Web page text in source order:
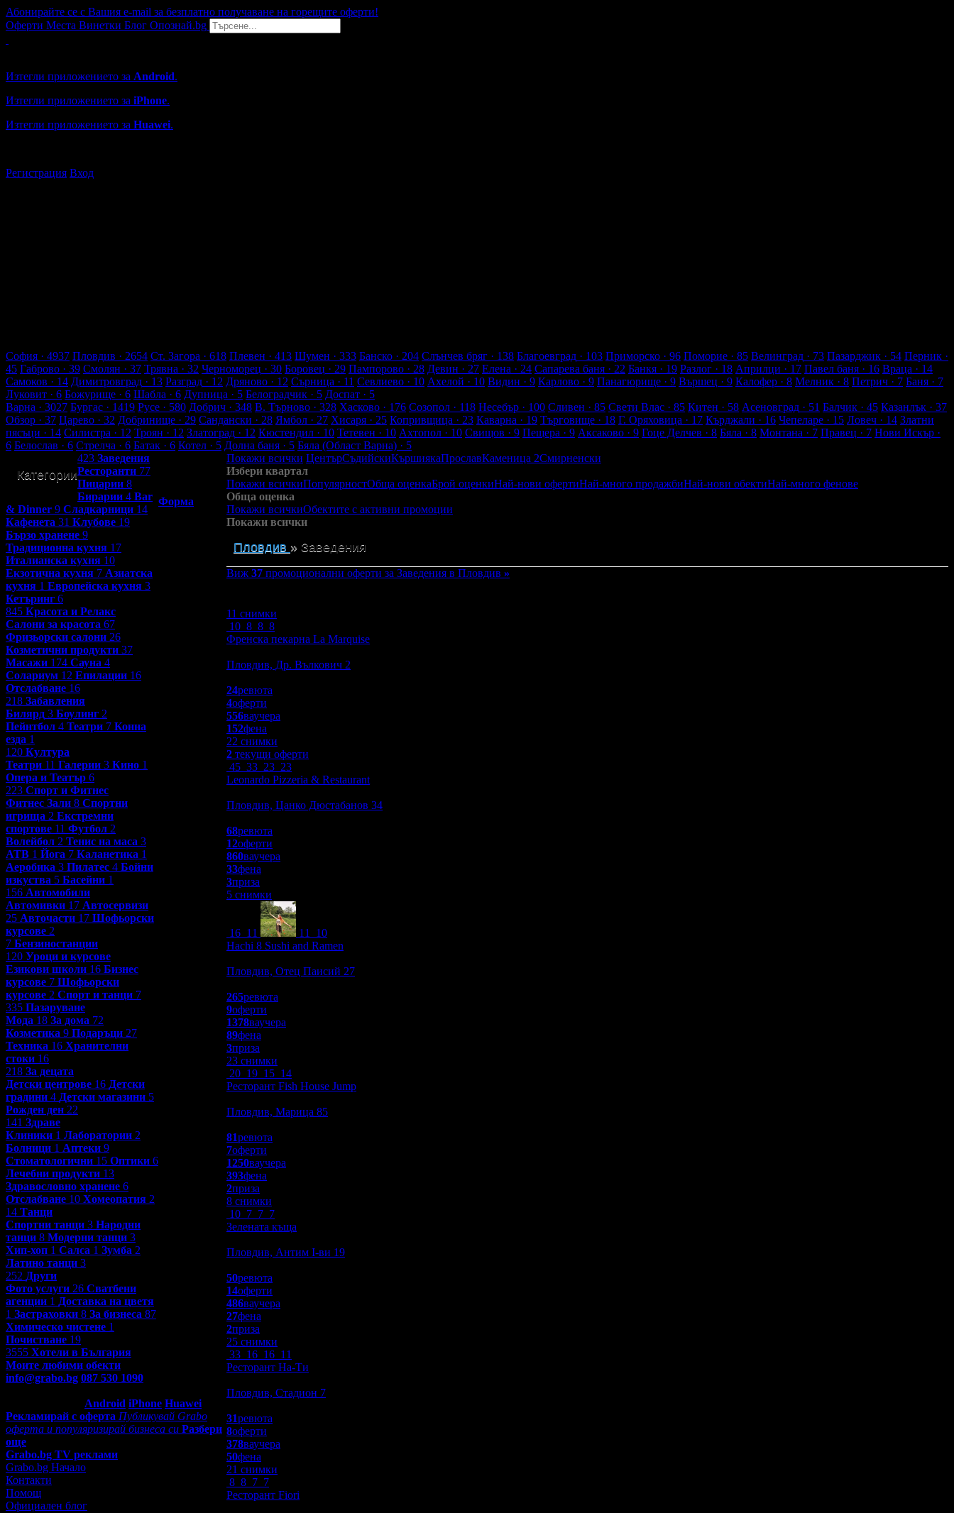
Абонирайте се с Вашия e-mail за безплатно получаване на горещите оферти!
Оферти Места Винетки Блог Опознай.bg
Изтегли приложението за Android.
Изтегли приложението за iPhone.
Изтегли приложението за Huawei.
Регистрация Вход
София · 4937 Пловдив · 2654 Ст. Загора · 618 Плевен · 413 Шумен · 333 Банско · 204 Слънчев бряг · 138 Благоевград · 103 Приморско · 96 Поморие · 85 Велинград · 73 Пазарджик · 54 Перник ·
45 Габрово · 39 Смолян · 37 Трявна · 32 Черноморец · 30 Боровец · 29 Пампорово · 28 Девин · 27 Елена · 24 Сапарева баня · 22 Банкя · 19 Разлог · 18 Априлци · 17 Павел баня · 16 Враца · 14
Самоков · 14 Димитровград · 13 Разград · 12 Дряново · 12 Сърница · 11 Севлиево · 10 Ахелой · 10 Видин · 9 Карлово · 9 Панагюрище · 9 Вършец · 9 Калофер · 8 Мелник · 8 Петрич · 7 Баня · 7
Луковит · 6 Божурище · 6 Шабла · 6 Дупница · 5 Белоградчик · 5 Доспат · 5
Варна · 3027 Бургас · 1419 Русе · 580 Добрич · 348 В. Търново · 328 Хасково · 176 Созопол · 118 Несебър · 100 Сливен · 85 Свети Влас · 85 Китен · 58 Асеновград · 51 Балчик · 45 Казанлък · 37
Обзор · 37 Царево · 32 Добринище · 29 Сандански · 28 Ямбол · 27 Хисаря · 25 Копривщица · 23 Каварна · 19 Търговище · 18 Г. Оряховица · 17 Кърджали · 16 Чепеларе · 15 Ловеч · 14 Златни
пясъци · 14 Силистра · 12 Троян · 12 Златоград · 12 Кюстендил · 10 Тетевен · 10 Ахтопол · 10 Свищов · 9 Пещера · 9 Аксаково · 9 Гоце Делчев · 8 Бяла · 8 Монтана · 7 Правец · 7 Нови Искър ·
6 Белослав · 6 Стрелча · 6 Батак · 6 Котел · 5 Долна баня · 5 Бяла (Област Варна) · 5
Категории
423 Заведения
Ресторанти 77
Пицарии 8
Бирарии 4 Bar
& Dinner 9 Сладкарници 14
Кафенета 31 Клубове 19
Бързо хранене 9
Традиционна кухня 17
Италианска кухня 10
Екзотична кухня 7 Азиатска
кухня 1 Европейска кухня 3
Кетъринг 6
845 Красота и Релакс
Салони за красота 67
Фризьорски салони 26
Козметични продукти 37
Масажи 174 Сауна 4
Солариум 12 Епилации 16
Отслабване 16
218 Забавления
Билярд 3 Боулинг 2
Пейнтбол 4 Театри 7 Конна
езда 1
120 Култура
Театри 11 Галерии 3 Кино 1
Опера и Театър 6
223 Спорт и Фитнес
Фитнес Зали 8 Спортни
игрища 2 Екстремни
спортове 11 Футбол 2
Волейбол 2 Тенис на маса 3
АТВ 1 Йога 7 Каланетика 1
Аеробика 3 Пилатес 4 Бойни
изкуства 5 Басейни 1
156 Автомобили
Автомивки 17 Автосервизи
25 Авточасти 17 Шофьорски
курсове 2
7 Бензиностанции
120 Уроци и курсове
Езикови школи 16 Бизнес
курсове 7 Шофьорски
курсове 2 Спорт и танци 7
335 Пазаруване
Мода 18 За дома 72
Козметика 9 Подаръци 27
Техника 16 Хранителни
стоки 16
218 За децата
Детски центрове 16 Детски
градини 4 Детски магазини 5
Рожден ден 22
141 Здраве
Клиники 1 Лаборатории 2
Болници 1 Аптеки 9
Стоматологични 15 Оптики 6
Лечебни продукти 13
Здравословно хранене 6
Отслабване 10 Хомеопатия 2
14 Танци
Спортни танци 3 Народни
танци 8 Модерни танци 3
Хип-хоп 1 Салса 1 Зумба 2
Латино танци 3
252 Други
Фото услуги 26 Сватбени
агенции 1 Доставка на цветя
1 Застраховки 8 За бизнеса 87
Химическо чистене 1
Почистване 19
3555 Хотели в България
Моите любими обекти
Покажи всички ЦентърСъдийскиКършиякаПрославКаменица 2Смирненски
Избери квартал
Покажи всичкиПопулярностОбща оценкаБрой оценкиНай-нови офертиНай-много продажбиНай-нови обектиНай-много фенове
Обща оценка
Покажи всичкиОбектите с активни промоции
Покажи всички
Пловдив » Заведения
Виж 37 промоционални оферти за Заведения в Пловдив »
11 снимки
10 8 8 8
Френска пекарна La Marquise
Пловдив, Др. Вълкович 2
24ревюта
4оферти
556ваучера
152фена
22 снимки
2 текущи оферти
45 33 23 23
Leonardo Pizzeria & Restaurant
Пловдив, Цанко Дюстабанов 34
68ревюта
12оферти
860ваучера
33фена
3приза
5 снимки
16 11 11
10
Hachi 8 Sushi and Ramen
Пловдив, Отец Паисий 27
265ревюта
9оферти
1378ваучера
89фена
3приза
23 снимки
20 19 15 14
Ресторант Fish House Jump
Пловдив, Марица 85
81ревюта
7оферти
1250ваучера
393фена
2приза
8 снимки
10 7 7 7
Зелената къща
Пловдив, Антим I-ви 19
50ревюта
14оферти
486ваучера
27фена
2приза
25 снимки
33 16 16 11
Ресторант На-Ти
Пловдив, Стадион 7
31ревюта
8оферти
378ваучера
50фена
21 снимки
8 8 7 7
Ресторант Fiori
Форма
info@grabo.bg 087 530 1090
Android iPhone Huawei
Рекламирай с оферта Публикувай Grabo
оферта и популяризирай бизнеса си Разбери
още
Grabo.bg TV реклами
Grabo.bg Начало
Контакти
Помощ
Официален блог